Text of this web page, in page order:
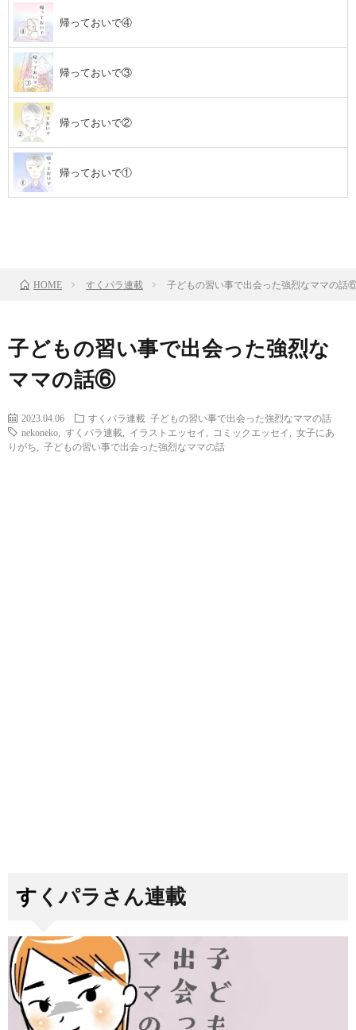
帰っておいで④
帰っておいで③
帰っておいで②
帰っておいで①
HOME すくパラ連載 子どもの習い事で出会った強烈なママの話
子どもの習い事で出会った強烈な
ママの話⑥
2023.04.06 すくパラ連載 子どもの習い事で出会った強烈なママの話
nekoneko
すくパラ連載 イラストエッセイ コミックエッセイ
女子にあ
りがち
子どもの習い事で出会った強烈なママの話
すくパラさん連載